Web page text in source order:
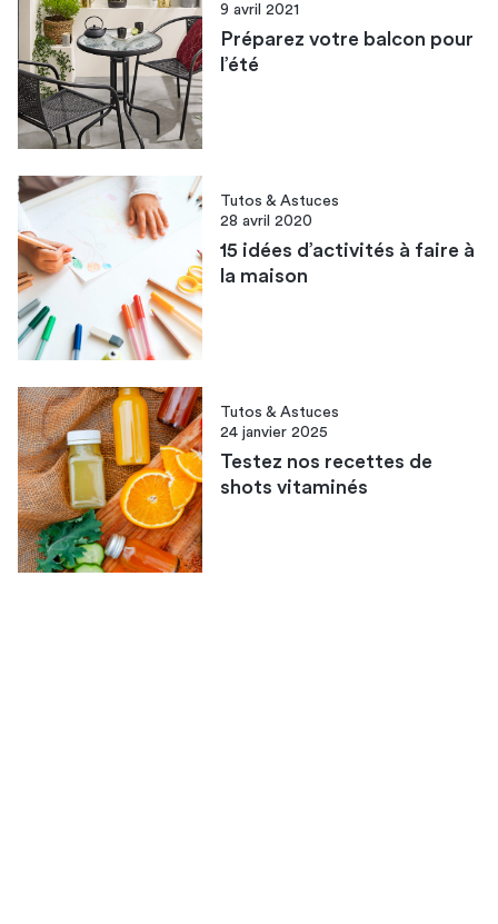
9 avril 2021
Préparez votre balcon pour
l’été
Tutos & Astuces
28 avril 2020
15 idées d’activités à faire à
la maison
Tutos & Astuces
24 janvier 2025
Testez nos recettes de
shots vitaminés